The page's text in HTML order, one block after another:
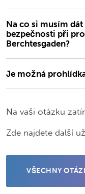
Na co si musím
bezpečnosti při
Berchtesgaden?
Je možná
Na vaši otázku
Zde najdete další
VŠECHNY